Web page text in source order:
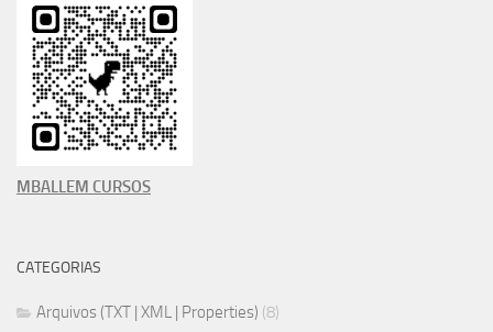
MBALLEM CURSOS
CATEGORIAS
Arquivos (TXT | XML | Properties) (8)